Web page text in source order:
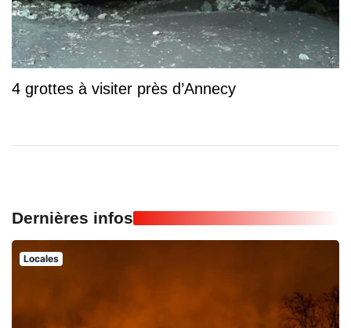
4 grottes à visiter près d’Annecy
Dernières infos
Locales